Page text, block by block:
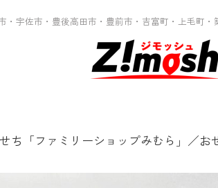
・宇佐市・豊後高田市・豊前市・吉富町・上毛町・
ち「ファミリーショップみむら」／お